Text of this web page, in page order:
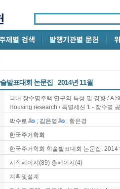
발표대회 논문집 2014년 11월
국내 장수명주택 연구의 특성 및 경향 / A
Housing research / 특별세션 1 - 장수명
박수로 ; 김은영
; 황은경
한국주거학회
한국주거학회 학술발표대회 논문집,
시작페이지(89) 총페이지(4)
계획및설계